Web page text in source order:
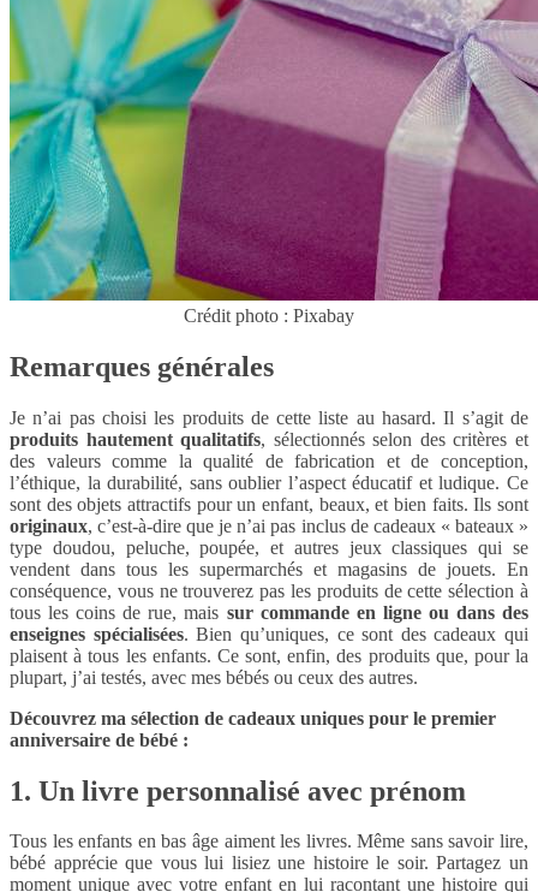
Crédit photo : Pixabay
Remarques générales
Je n’ai pas choisi les produits de cette liste au hasard. Il s’agit de
produits hautement qualitatifs, sélectionnés selon des critères et
des valeurs comme la qualité de fabrication et de conception,
l’éthique, la durabilité, sans oublier l’aspect éducatif et ludique. Ce
sont des objets attractifs pour un enfant, beaux, et bien faits. Ils sont
originaux, c’est-à-dire que je n’ai pas inclus de cadeaux « bateaux »
type doudou, peluche, poupée, et autres jeux classiques qui se
vendent dans tous les supermarchés et magasins de jouets. En
conséquence, vous ne trouverez pas les produits de cette sélection à
tous les coins de rue, mais sur commande en ligne ou dans des
enseignes spécialisées. Bien qu’uniques, ce sont des cadeaux qui
plaisent à tous les enfants. Ce sont, enfin, des produits que, pour la
plupart, j’ai testés, avec mes bébés ou ceux des autres.
Découvrez ma sélection de cadeaux uniques pour le premier
anniversaire de bébé :
1. Un livre personnalisé avec prénom
Tous les enfants en bas âge aiment les livres. Même sans savoir lire,
bébé apprécie que vous lui lisiez une histoire le soir. Partagez un
moment unique avec votre enfant en lui racontant une histoire qui